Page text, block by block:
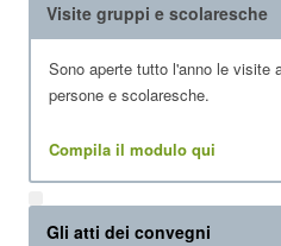
Visite gruppi e scolaresche
Sono aperte tutto l'anno le visite
persone e scolaresche.
Compila il modulo qui
Gli atti dei convegni